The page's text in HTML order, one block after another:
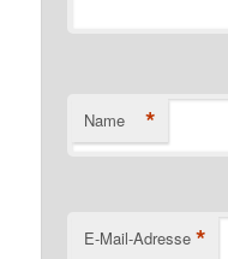
Name *
E-Mail-Adresse *